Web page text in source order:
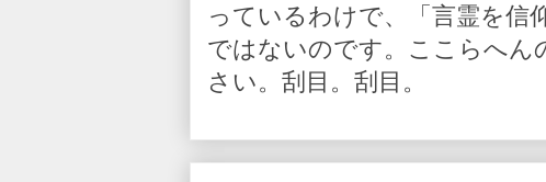
っているわけで、「言霊を信
ではないのです。ここらへん
さい。刮目。刮目。